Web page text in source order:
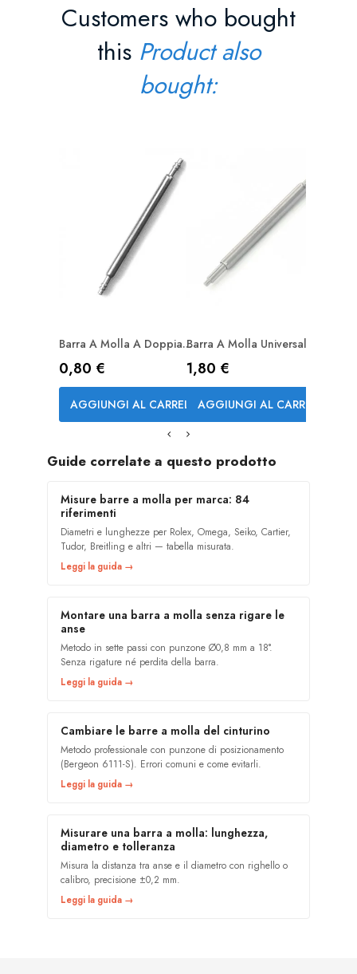
Customers who bought
this Product also
bought:
Barra A Molla A Doppia...
Prezzo
0,80 €
AGGIUNGI AL CARRELLO
Barra A Molla Universale...
Prezzo
1,80 €
AGGIUNGI AL CARRELLO
Guide correlate a questo prodotto
Misure barre a molla per marca: 84
riferimenti
Diametri e lunghezze per Rolex, Omega, Seiko, Cartier,
Tudor, Breitling e altri — tabella misurata.
Leggi la guida →
Montare una barra a molla senza rigare le
anse
Metodo in sette passi con punzone Ø0,8 mm a 18°.
Senza rigature né perdita della barra.
Leggi la guida →
Cambiare le barre a molla del cinturino
Metodo professionale con punzone di posizionamento
(Bergeon 6111-S). Errori comuni e come evitarli.
Leggi la guida →
Misurare una barra a molla: lunghezza,
diametro e tolleranza
Misura la distanza tra anse e il diametro con righello o
calibro, precisione ±0,2 mm.
Leggi la guida →